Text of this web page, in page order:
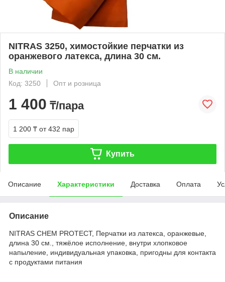
NITRAS 3250, химостойкие перчатки из
оранжевого латекса, длина 30 см.
В наличии
Код: 3250
Опт и розница
1 400 ₸/пара
1 200 ₸ от 432 пар
Купить
Описание Характеристики Доставка Оплата
Описание
NITRAS CHEM PROTECT, Перчатки из латекса, оранжевые,
длина 30 см., тяжёлое исполнение, внутри хлопковое
напыление, индивидуальная упаковка, пригодны для контакта
с продуктами питания